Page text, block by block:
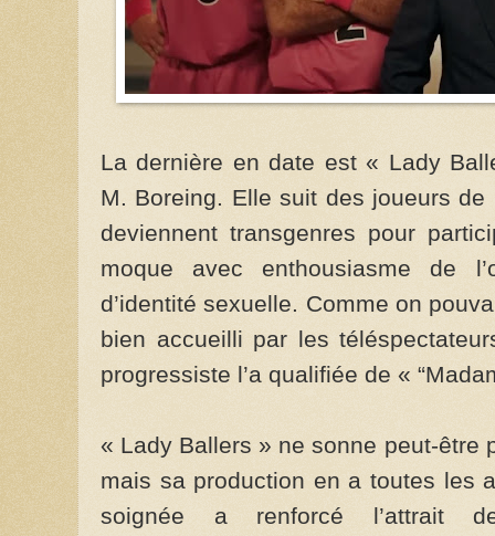
La dernière en date est « Lady
M. Boreing. Elle suit des joueurs
deviennent transgenres pour
moque avec enthousiasme de
d’identité sexuelle. Comme on
bien accueilli par les
progressiste l’a qualifiée de «
« Lady Ballers » ne sonne peut-être
mais sa production en a toutes les
soignée a renforcé l’attrait